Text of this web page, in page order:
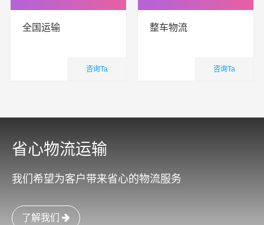
全国运输
咨询Ta
整车物流
咨询Ta
省心物流运输
我们希望为客户带来省心的物流服务
了解我们